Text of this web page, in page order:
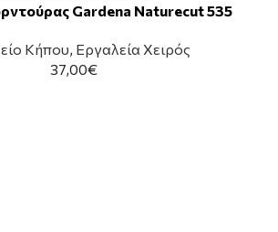
Gardena Naturecut 535
Κήπου, Εργαλεία Χειρός
37,00€